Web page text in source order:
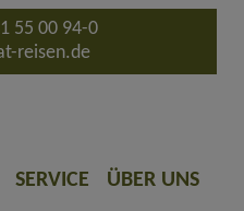
55 00 94-0
reisen.de
SERVICE ÜBER UNS